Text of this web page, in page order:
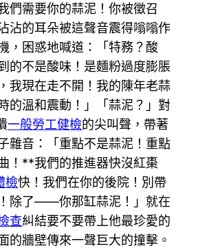
們需要你的蒜泥！你被徵召
沾的耳朵被這聲音震得嗡嗡作
，困惑地喊道：「特務？酸
的不是酸味！是麵粉過度膨脹
我現在走不開！我的陳年老蒜
的溫和震動！」「蒜泥？」對
一般勞工健檢的尖叫聲，帶著
雜音：「重點不是蒜泥！重點
！**我們的推進器快沒紅棗
檢快！我們在你的後院！別帶
除了——你那缸蒜泥！」就在
查糾結要不要帶上他最珍愛的
的牆壁傳來一聲巨大的撞擊。